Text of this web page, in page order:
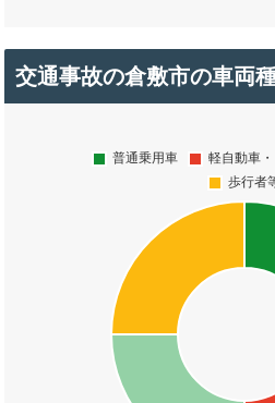
交通事故の倉敷市の車両